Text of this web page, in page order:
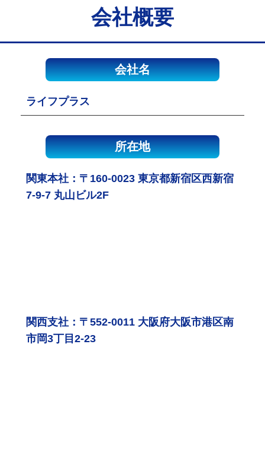
会社概要
会社名
ライフプラス
所在地
関東本社：〒160-0023 東京都新宿区西新宿
7-9-7 丸山ビル2F
関西支社：〒552-0011 大阪府大阪市港区南
市岡3丁目2-23